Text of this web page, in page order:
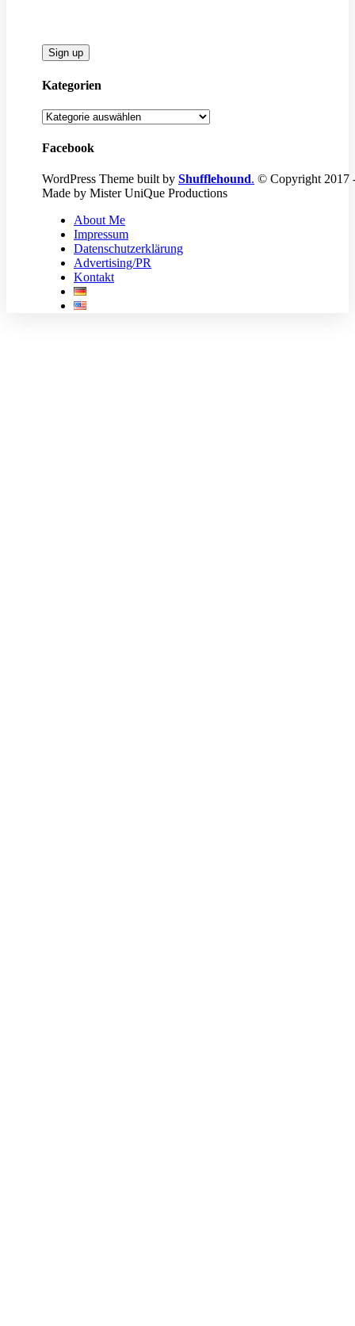
Kategorien
Kategorien
Facebook
WordPress Theme built by Shufflehound. © Copyright 2017
Made by Mister UniQue Productions
About Me
Impressum
Datenschutzerklärung
Advertising/PR
Kontakt